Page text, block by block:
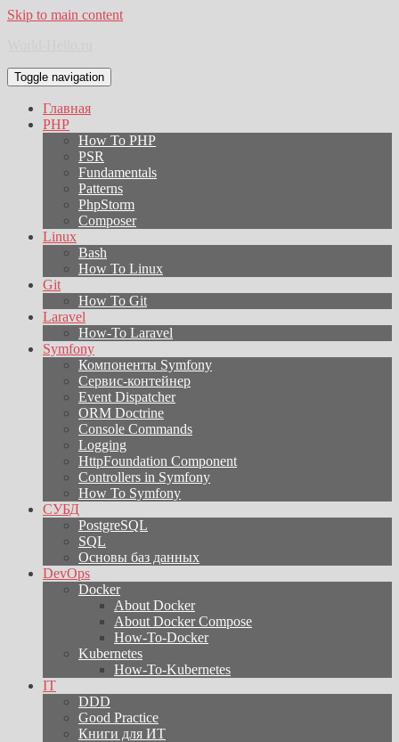
Skip to main content
Toggle navigation
Главная
PHP
How To PHP
PSR
Fundamentals
Patterns
PhpStorm
Composer
Linux
Bash
How To Linux
Git
How To Git
Laravel
How-To Laravel
Symfony
Компоненты Symfony
Сервис-контейнер
Event Dispatcher
ORM Doctrine
Console Commands
Logging
HttpFoundation Component
Controllers in Symfony
How To Symfony
СУБД
PostgreSQL
SQL
Основы баз данных
DevOps
Docker
About Docker
About Docker Compose
How-To-Docker
Kubernetes
How-To-Kubernetes
IT
DDD
Good Practice
Книги для ИТ